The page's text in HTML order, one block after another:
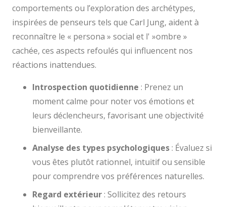
comportements ou l’exploration des archétypes,
inspirées de penseurs tels que Carl Jung, aident à
reconnaître le « persona » social et l' »ombre »
cachée, ces aspects refoulés qui influencent nos
réactions inattendues.
Introspection quotidienne : Prenez un
moment calme pour noter vos émotions et
leurs déclencheurs, favorisant une objectivité
bienveillante.
Analyse des types psychologiques: Évaluez si
vous êtes plutôt rationnel, intuitif ou sensible
pour comprendre vos préférences naturelles.
Regard extérieur: Sollicitez des retours